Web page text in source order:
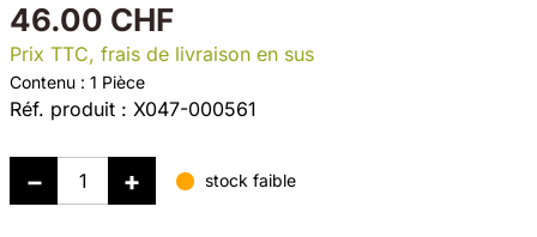
46.00 CHF
Prix TTC, frais de livraison en sus
Contenu : 1 Pièce
Réf. produit : X047-000561
stock faible